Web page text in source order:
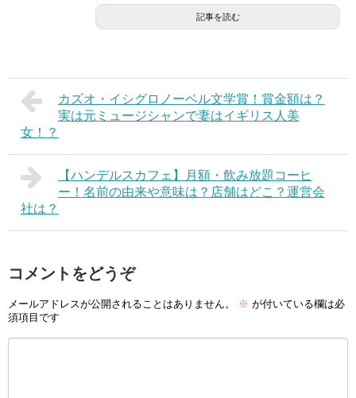
記事を読む
カズオ・イシグロノーベル文学賞！賞金額は？
実は元ミュージシャンで妻はイギリス人美
女！？
【ハンデルスカフェ】月額・飲み放題コーヒ
ー！名前の由来や意味は？店舗はどこ？運営会
社は？
コメントをどうぞ
メールアドレスが公開されることはありません。 ※ が付いている欄は必
須項目です